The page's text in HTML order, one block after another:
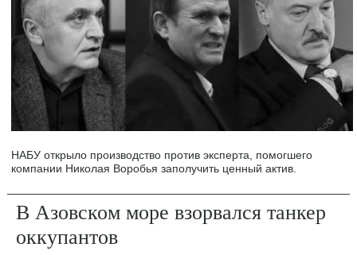
НАБУ открыло производство против эксперта, помогшего
компании Николая Воробья заполучить ценный актив.
В Азовском море взорвался танкер
оккупантов